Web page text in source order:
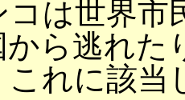
コは世界市
から逃れた
これに該当